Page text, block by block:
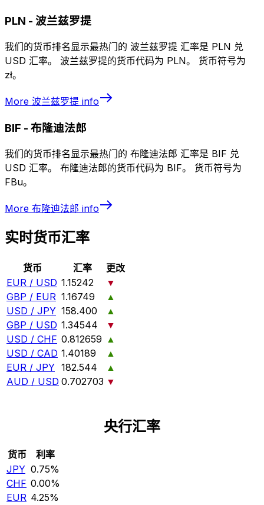
PLN - 波兰兹罗提
我们的货币排名显示最热门的 波兰兹罗提 汇率是 PLN 兑
USD 汇率。 波兰兹罗提的货币代码为 PLN。 货币符号为
zł。
More 波兰兹罗提 info
BIF - 布隆迪法郎
我们的货币排名显示最热门的 布隆迪法郎 汇率是 BIF 兑
USD 汇率。 布隆迪法郎的货币代码为 BIF。 货币符号为
FBu。
More 布隆迪法郎 info
实时货币汇率
货币 汇率
更改
EUR / USD 1.15242
▼
GBP / EUR 1.16749
▲
USD / JPY 158.400
▲
GBP / USD 1.34544
▼
USD / CHF 0.812659 ▲
USD / CAD 1.40189
▲
EUR / JPY 182.544
▲
AUD / USD 0.702703 ▼
央行汇率
货币
利率
JPY 0.75%
CHF 0.00%
EUR 4.25%